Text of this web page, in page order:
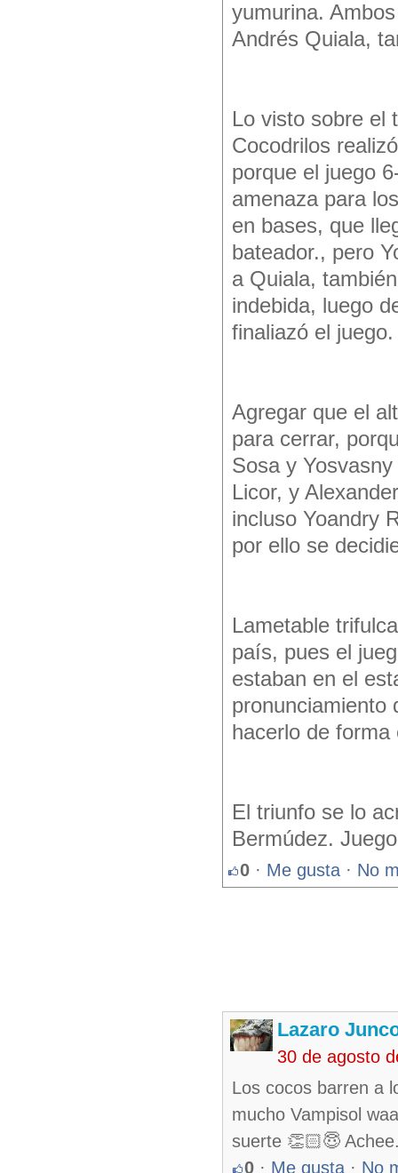
yumurina.
Andrés Quiala,
Lo visto sobre el
Cocodrilos
porque el juego
amenaza para
en bases, que
bateador., pero
a Quiala,
indebida, luego
finaliazó el juego.
Agregar que el
para cerrar,
Sosa y
Licor, y
incluso Yoandry
por ello se
Lametable
país, pues el
estaban en el
pronunciamiento
hacerlo de forma
El triunfo se lo
Bermúdez.
0 · Me gusta · No
Lazaro
30 de agosto
Los cocos barren a
mucho Vampisol
suerte 👏🏻😇
0 · Me gusta · No